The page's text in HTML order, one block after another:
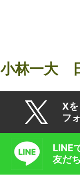
小林一大
Xを
フ
LINE
友だ